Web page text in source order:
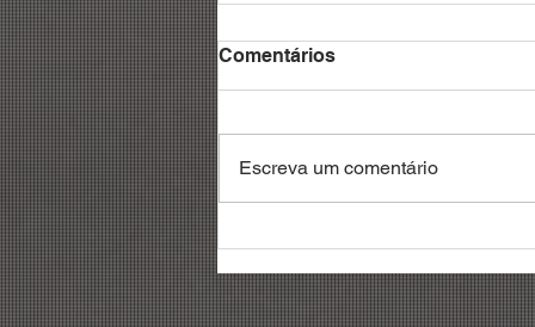
Comentários
Escreva um comentário